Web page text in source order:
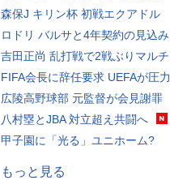
森保J キリン杯 初戦エクアドル
ロドリ バルサと4年契約の見込み
吉田正尚 乱打戦で2戦ぶりマルチ
FIFA会長に辞任要求 UEFAが圧力
広陵高野球部 元監督が会見謝罪
八村塁とJBA 対立超え共闘へ
甲子園に「光る」ユニホーム?
もっと見る